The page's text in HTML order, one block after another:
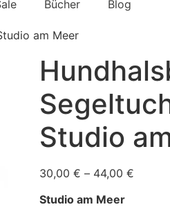
Bücher Blog
am Meer
Studio
30,00 € – 44,00 €
Studio am Meer